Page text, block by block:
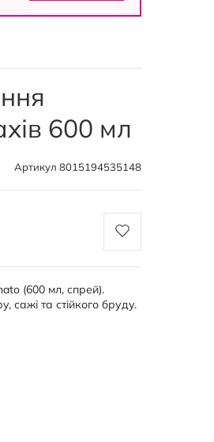
600 мл
Артикул 8015194535148
(600 мл, спрей).
сажі та стійкого бруду.